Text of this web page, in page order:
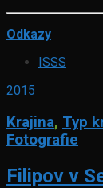
Odkazy
ISSS
2015
Krajina, Typ
Fotografie
Filipov v